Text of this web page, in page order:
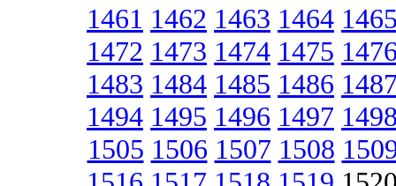
1461 1462 1463 1464
1472 1473 1474 1475
1483 1484 1485 1486
1494 1495 1496 1497
1505 1506 1507 1508